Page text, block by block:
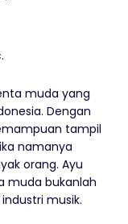
muda yang
Dengan
tampil
namanya
orang. Ayu
muda bukanlah
musik.